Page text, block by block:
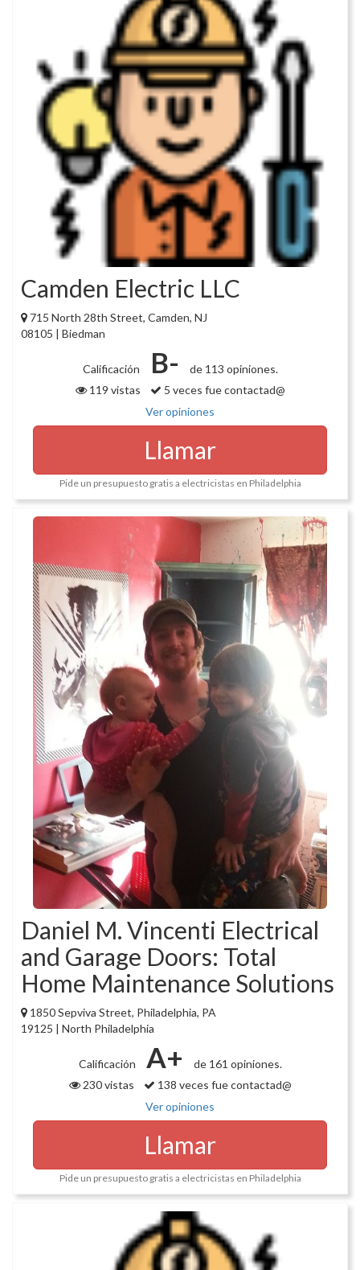
Camden Electric LLC
715 North 28th Street, Camden, NJ
08105 | Biedman
Calificación B-
de 113 opiniones.
119 vistas
5 veces fue contactad@
Ver opiniones
Llamar
Pide un presupuesto gratis a electricistas en Philadelphia
Daniel M. Vincenti Electrical
and Garage Doors: Total
Home Maintenance Solutions
1850 Sepviva Street, Philadelphia, PA
19125 | North Philadelphia
Calificación A+
de 161 opiniones.
230 vistas
138 veces fue contactad@
Ver opiniones
Llamar
Pide un presupuesto gratis a electricistas en Philadelphia